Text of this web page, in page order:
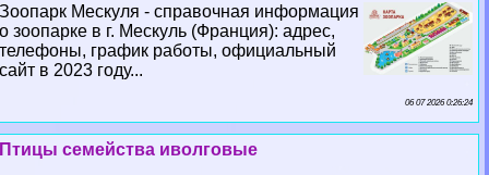
Зоопарк Мескуля - справочная информация
о зоопарке в г. Мескуль (Франция): адрес,
телефоны, график работы, официальный
сайт в 2023 году...
06 07 2026 0:26:24
Птицы семейства иволговые